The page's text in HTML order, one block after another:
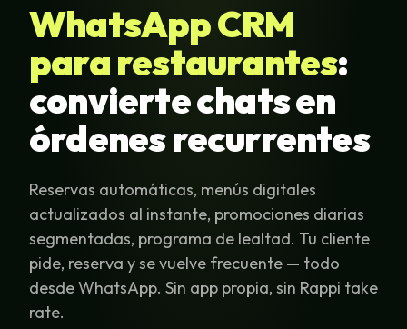
WhatsApp CRM
para restaurantes:
convierte chats en
órdenes recurrentes
Reservas automáticas, menús digitales
actualizados al instante, promociones diarias
segmentadas, programa de lealtad. Tu cliente
pide, reserva y se vuelve frecuente — todo
desde WhatsApp. Sin app propia, sin Rappi take
rate.